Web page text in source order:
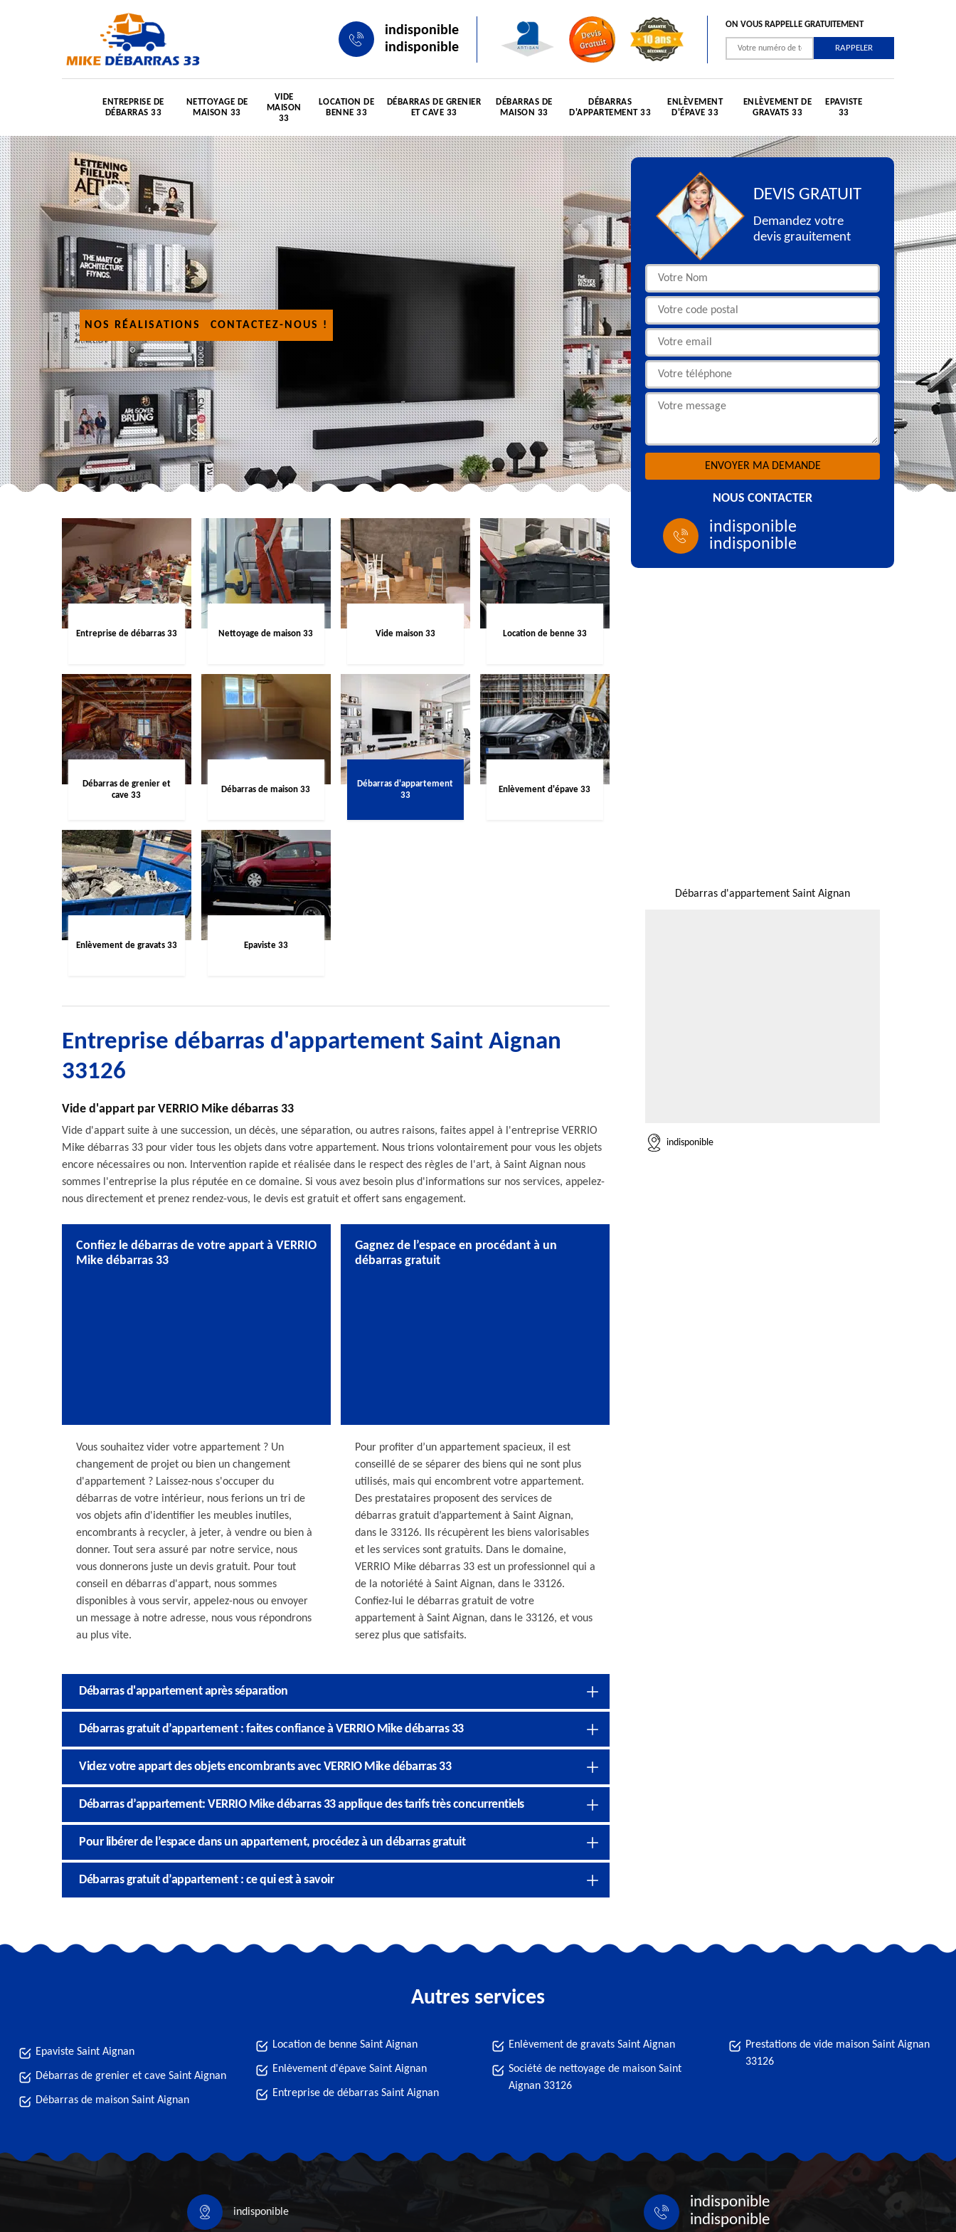
indisponible
indisponible
ON VOUS RAPPELLE GRATUITEMENT
ENTREPRISE DE
DÉBARRAS 33
NETTOYAGE DE
MAISON 33
VIDE
MAISON
33
LOCATION DE
BENNE 33
DÉBARRAS DE GRENIER
ET CAVE 33
DÉBARRAS DE
MAISON 33
DÉBARRAS
D'APPARTEMENT 33
ENLÈVEMENT
D'ÉPAVE 33
ENLÈVEMENT DE
GRAVATS 33
EPAVISTE
33
NOS RÉALISATIONS CONTACTEZ-NOUS !
Entreprise de débarras 33 Nettoyage de maison 33 Vide maison 33 Location de benne 33
Débarras de grenier et
cave 33
Débarras de maison 33
Débarras d'appartement
33
Enlèvement d'épave 33
Enlèvement de gravats 33 Epaviste 33
Entreprise débarras d'appartement Saint Aignan
33126
Vide d'appart par VERRIO Mike débarras 33
Vide d'appart suite à une succession, un décès, une séparation, ou autres raisons, faites appel à l'entreprise VERRIO
Mike débarras 33 pour vider tous les objets dans votre appartement. Nous trions volontairement pour vous les objets
encore nécessaires ou non. Intervention rapide et réalisée dans le respect des règles de l'art, à Saint Aignan nous
sommes l'entreprise la plus réputée en ce domaine. Si vous avez besoin plus d'informations sur nos services, appelez-
nous directement et prenez rendez-vous, le devis est gratuit et offert sans engagement.
Confiez le débarras de votre appart à VERRIO
Mike débarras 33
Vous souhaitez vider votre appartement ? Un
changement de projet ou bien un changement
d'appartement ? Laissez-nous s'occuper du
débarras de votre intérieur, nous ferions un tri de
vos objets afin d'identifier les meubles inutiles,
encombrants à recycler, à jeter, à vendre ou bien à
donner. Tout sera assuré par notre service, nous
vous donnerons juste un devis gratuit. Pour tout
conseil en débarras d'appart, nous sommes
disponibles à vous servir, appelez-nous ou envoyer
un message à notre adresse, nous vous répondrons
au plus vite.
Gagnez de l’espace en procédant à un
débarras gratuit
Pour profiter d’un appartement spacieux, il est
conseillé de se séparer des biens qui ne sont plus
utilisés, mais qui encombrent votre appartement.
Des prestataires proposent des services de
débarras gratuit d’appartement à Saint Aignan,
dans le 33126. Ils récupèrent les biens valorisables
et les services sont gratuits. Dans le domaine,
VERRIO Mike débarras 33 est un professionnel qui a
de la notoriété à Saint Aignan, dans le 33126.
Confiez-lui le débarras gratuit de votre
appartement à Saint Aignan, dans le 33126, et vous
serez plus que satisfaits.
Débarras d'appartement après séparation
Débarras gratuit d’appartement : faites confiance à VERRIO Mike débarras 33
Videz votre appart des objets encombrants avec VERRIO Mike débarras 33
Débarras d’appartement: VERRIO Mike débarras 33 applique des tarifs très concurrentiels
Pour libérer de l’espace dans un appartement, procédez à un débarras gratuit
Débarras gratuit d’appartement : ce qui est à savoir
DEVIS GRATUIT
Demandez votre
devis grauitement
NOUS CONTACTER
indisponible
indisponible
Débarras d'appartement Saint Aignan
indisponible
Autres services
Epaviste Saint Aignan
Débarras de grenier et cave Saint Aignan
Débarras de maison Saint Aignan
Location de benne Saint Aignan
Enlèvement d'épave Saint Aignan
Entreprise de débarras Saint Aignan
Enlèvement de gravats Saint Aignan
Société de nettoyage de maison Saint
Aignan 33126
Prestations de vide maison Saint Aignan
33126
indisponible
indisponible
indisponible